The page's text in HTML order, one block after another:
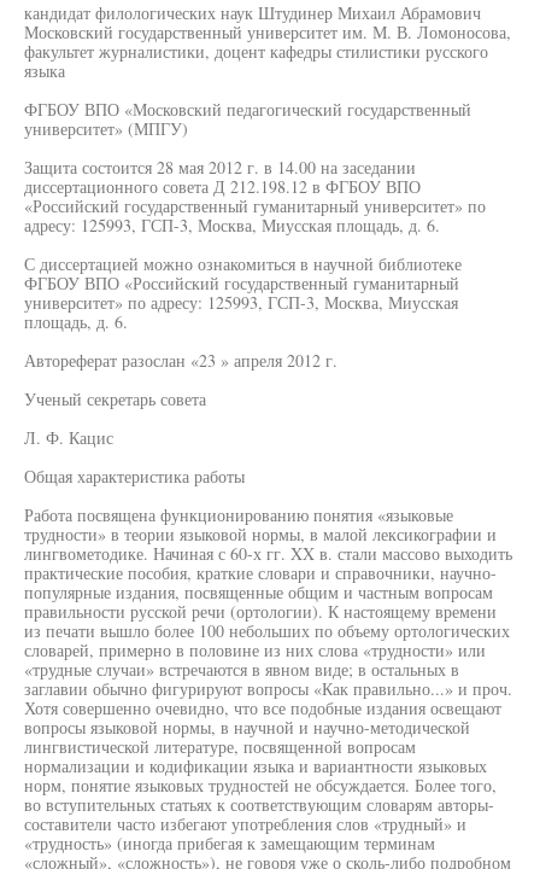
кандидат филологических наук Штудинер Михаил Абрамович
Московский государственный университет им. М. В. Ломоносова,
факультет журналистики, доцент кафедры стилистики русского
языка
ФГБОУ ВПО «Московский педагогический государственный
университет» (МПГУ)
Защита состоится 28 мая 2012 г. в 14.00 на заседании
диссертационного совета Д 212.198.12 в ФГБОУ ВПО
«Российский государственный гуманитарный университет» по
адресу: 125993, ГСП-3, Москва, Миусская площадь, д. 6.
С диссертацией можно ознакомиться в научной библиотеке
ФГБОУ ВПО «Российский государственный гуманитарный
университет» по адресу: 125993, ГСП-3, Москва, Миусская
площадь, д. 6.
Автореферат разослан «23 » апреля 2012 г.
Ученый секретарь совета
Л. Ф. Кацис
Общая характеристика работы
Работа посвящена функционированию понятия «языковые
трудности» в теории языковой нормы, в малой лексикографии и
лингвометодике. Начиная с 60-х гг. XX в. стали массово выходить
практические пособия, краткие словари и справочники, научно-
популярные издания, посвященные общим и частным вопросам
правильности русской речи (ортологии). К настоящему времени
из печати вышло более 100 небольших по объему ортологических
словарей, примерно в половине из них слова «трудности» или
«трудные случаи» встречаются в явном виде; в остальных в
заглавии обычно фигурируют вопросы «Как правильно...» и проч.
Хотя совершенно очевидно, что все подобные издания освещают
вопросы языковой нормы, в научной и научно-методической
лингвистической литературе, посвященной вопросам
нормализации и кодификации языка и вариантности языковых
норм, понятие языковых трудностей не обсуждается. Более того,
во вступительных статьях к соответствующим словарям авторы-
составители часто избегают употребления слов «трудный» и
«трудность» (иногда прибегая к замещающим терминам
«сложный», «сложность»), не говоря уже о сколь-либо подробном